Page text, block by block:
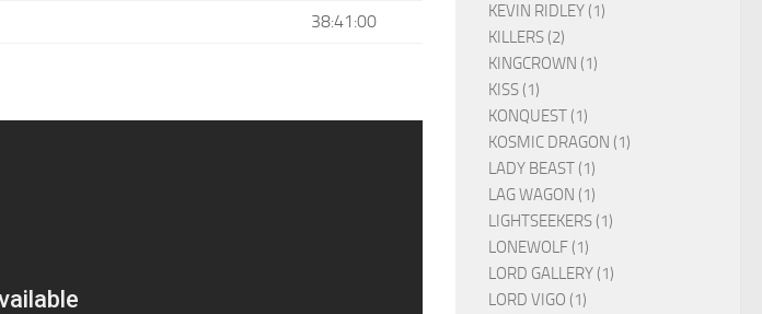
38:41:00
KEVIN RIDLEY (1)
KILLERS (2)
KINGCROWN (1)
KISS (1)
KONQUEST (1)
KOSMIC DRAGON (1)
LADY BEAST (1)
LAG WAGON (1)
LIGHTSEEKERS (1)
LONEWOLF (1)
LORD GALLERY (1)
LORD VIGO (1)